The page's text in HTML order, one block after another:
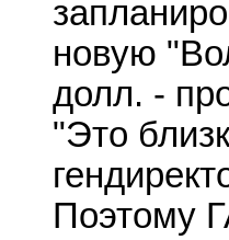
новую
долл. -
"Это
Поэтому